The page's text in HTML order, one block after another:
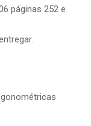
páginas 252 e